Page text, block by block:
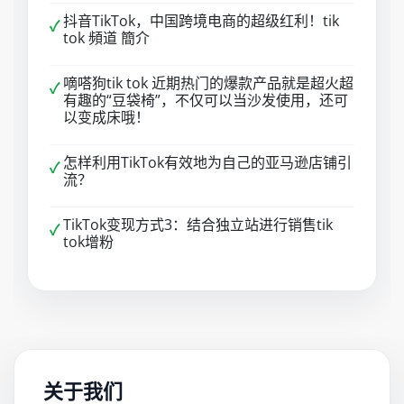
✓抖音TikTok，中国跨境电商的超级红利！tik
tok 頻道 簡介
✓ 嘀嗒狗tik tok 近期热门的爆款产品就是超火超
有趣的“豆袋椅”，不仅可以当沙发使用，还可
以变成床哦！
✓ 怎样利用TikTok有效地为自己的亚马逊店铺引
流？
✓TikTok变现方式3：结合独立站进行销售tik
tok增粉
关于我们